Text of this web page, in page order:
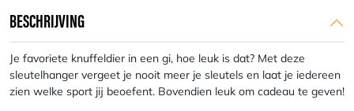
BESCHRIJVING
Je favoriete knuffeldier in een gi, hoe leuk is dat? Met deze
sleutelhanger vergeet je nooit meer je sleutels en laat je iedereen
zien welke sport jij beoefent. Bovendien leuk om cadeau te geven!